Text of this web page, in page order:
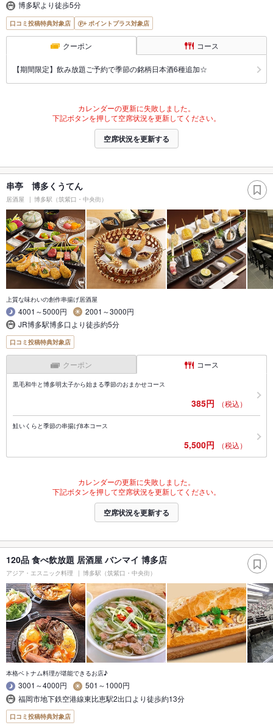
博多駅より徒歩5分
口コミ投稿特典対象店 ポイントプラス対象店
クーポン コース
【期間限定】飲み放題ご予約で季節の銘柄日本酒6種追加☆
カレンダーの更新に失敗しました。
下記ボタンを押して空席状況を更新してください。
空席状況を更新する
串亭 博多くうてん
居酒屋 博多駅（筑紫口・中央街）
上質な味わいの創作串揚げ居酒屋
4001～5000円
2001～3000円
JR博多駅博多口より徒歩約5分
口コミ投稿特典対象店
クーポン コース
黒毛和牛と博多明太子から始まる季節のおまかせコース
385円 （税込）
鮭いくらと季節の串揚げ8本コース
5,500円 （税込）
カレンダーの更新に失敗しました。
下記ボタンを押して空席状況を更新してください。
空席状況を更新する
120品 食べ飲放題 居酒屋 バンマイ 博多店
アジア・エスニック料理 博多駅（筑紫口・中央街）
本格ベトナム料理が堪能できるお店♪
3001～4000円
501～1000円
福岡市地下鉄空港線東比恵駅2出口より徒歩約13分
口コミ投稿特典対象店